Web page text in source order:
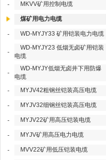
- MKVV矿用控制电缆
煤矿用电力电缆
- WD-MYJY33 矿用铠装电力电缆
-
WD-MYJY23 低烟无卤矿用铠装
电缆
-
WD-MYJY低烟无卤井下用防爆
电缆
-
MYJV42粗钢丝铠装高压电缆
- MYJV32细钢丝铠装高压电缆
- MYJV22矿用高压铠装电缆
- MYJV矿用高压电力电缆
- MVV22矿用低压铠装电缆